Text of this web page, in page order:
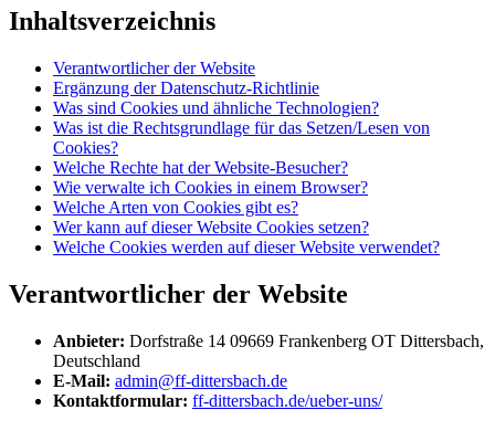
Inhaltsverzeichnis
Verantwortlicher der Website
Ergänzung der Datenschutz-Richtlinie
Was sind Cookies und ähnliche Technologien?
Was ist die Rechtsgrundlage für das Setzen/Lesen von
Cookies?
Welche Rechte hat der Website-Besucher?
Wie verwalte ich Cookies in einem Browser?
Welche Arten von Cookies gibt es?
Wer kann auf dieser Website Cookies setzen?
Welche Cookies werden auf dieser Website verwendet?
Verantwortlicher der Website
Anbieter: Dorfstraße 14 09669 Frankenberg OT Dittersbach,
Deutschland
E-Mail: admin@ff-dittersbach.de
Kontaktformular: ff-dittersbach.de/ueber-uns/